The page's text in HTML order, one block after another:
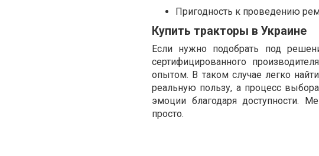
Пригодность к проведению
Купить тракторы в Украине
Если нужно подобрать под
сертифицированного
опытом. В таком случае легко
реальную пользу, а процесс
эмоции благодаря доступности.
просто.